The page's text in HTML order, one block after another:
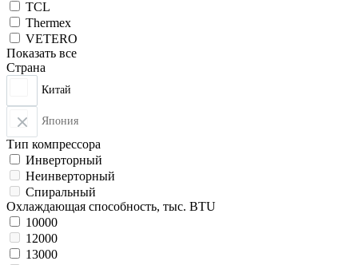
TCL
Thermex
VETERO
Показать все
Страна
Китай
Япония
Тип компрессора
Инверторный
Неинверторный
Спиральный
Охлаждающая способность, тыс. BTU
10000
12000
13000